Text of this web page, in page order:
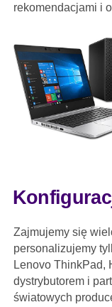
rekomendacjami i
Zajmujemy się
personalizujemy
Lenovo ThinkPad,
dystrybutorem i
światowych